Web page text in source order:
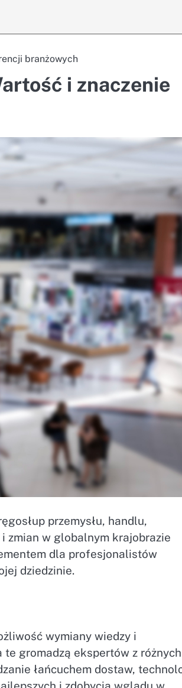
branżowych
i znaczenie
przemysłu, handlu,
zmian w globalnym krajobrazie
dla profesjonalistów
dziedzinie.
wymiany wiedzy i
gromadzą ekspertów z różnych
łańcuchem dostaw,